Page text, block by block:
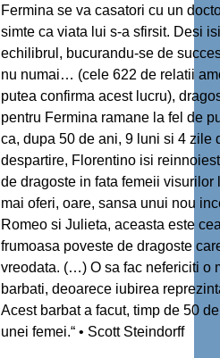
Fermina se va casatori cu un
simte ca viata lui s-a sfirsit. Desi
echilibrul, bucurandu-se de
nu numai… (cele 622 de relatii
putea confirma acest lucru),
pentru Fermina ramane la fel de
ca, dupa 50 de ani, 9 luni si 4 zile
despartire, Florentino isi
de dragoste in fata femeii visurilor
mai oferi, oare, sansa unui nou
Romeo si Julieta, aceasta este
frumoasa poveste de dragoste
vreodata. (…) O sa fac nefericiti o
barbati, deoarece iubirea
Acest barbat a facut, timp de 50
unei femei.“ • Scott Steindorff